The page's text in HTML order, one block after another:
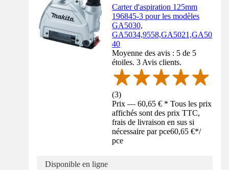
Carter d'aspiration 125mm
196845-3 pour les modèles
GA5030,
GA5034,9558,GA5021,GA50
40
Moyenne des avis : 5 de 5
étoiles. 3 Avis clients.
(3)
Prix — 60,65 € * Tous les prix
affichés sont des prix TTC,
frais de livraison en sus si
nécessaire par pce60,65 €*/
pce
Disponible en ligne